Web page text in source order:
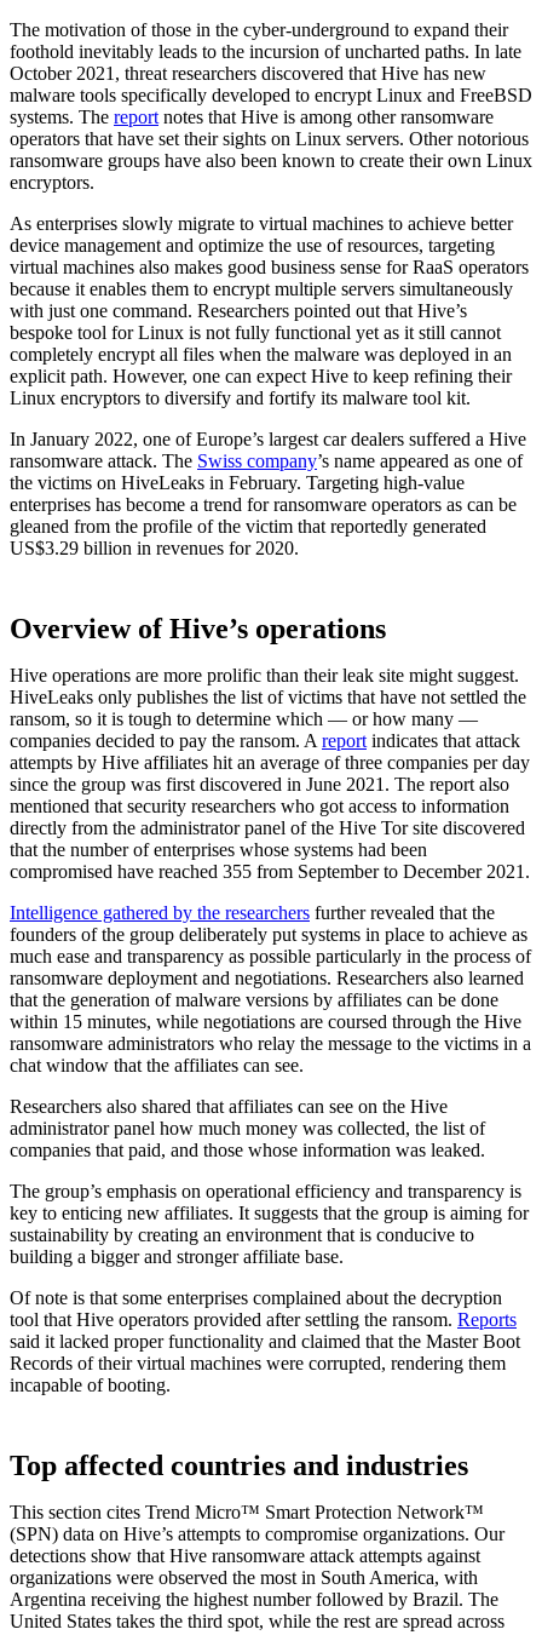
The motivation of those in the cyber-underground to expand their
foothold inevitably leads to the incursion of uncharted paths. In late
October 2021, threat researchers discovered that Hive has new
malware tools specifically developed to encrypt Linux and FreeBSD
systems. The report notes that Hive is among other ransomware
operators that have set their sights on Linux servers. Other notorious
ransomware groups have also been known to create their own Linux
encryptors.
As enterprises slowly migrate to virtual machines to achieve better
device management and optimize the use of resources, targeting
virtual machines also makes good business sense for RaaS operators
because it enables them to encrypt multiple servers simultaneously
with just one command. Researchers pointed out that Hive’s
bespoke tool for Linux is not fully functional yet as it still cannot
completely encrypt all files when the malware was deployed in an
explicit path. However, one can expect Hive to keep refining their
Linux encryptors to diversify and fortify its malware tool kit.
In January 2022, one of Europe’s largest car dealers suffered a Hive
ransomware attack. The Swiss company’s name appeared as one of
the victims on HiveLeaks in February. Targeting high-value
enterprises has become a trend for ransomware operators as can be
gleaned from the profile of the victim that reportedly generated
US$3.29 billion in revenues for 2020.
Overview of Hive’s operations
Hive operations are more prolific than their leak site might suggest.
HiveLeaks only publishes the list of victims that have not settled the
ransom, so it is tough to determine which — or how many —
companies decided to pay the ransom. A report indicates that attack
attempts by Hive affiliates hit an average of three companies per day
since the group was first discovered in June 2021. The report also
mentioned that security researchers who got access to information
directly from the administrator panel of the Hive Tor site discovered
that the number of enterprises whose systems had been
compromised have reached 355 from September to December 2021.
Intelligence gathered by the researchers further revealed that the
founders of the group deliberately put systems in place to achieve as
much ease and transparency as possible particularly in the process of
ransomware deployment and negotiations. Researchers also learned
that the generation of malware versions by affiliates can be done
within 15 minutes, while negotiations are coursed through the Hive
ransomware administrators who relay the message to the victims in a
chat window that the affiliates can see.
Researchers also shared that affiliates can see on the Hive
administrator panel how much money was collected, the list of
companies that paid, and those whose information was leaked.
The group’s emphasis on operational efficiency and transparency is
key to enticing new affiliates. It suggests that the group is aiming for
sustainability by creating an environment that is conducive to
building a bigger and stronger affiliate base.
Of note is that some enterprises complained about the decryption
tool that Hive operators provided after settling the ransom. Reports
said it lacked proper functionality and claimed that the Master Boot
Records of their virtual machines were corrupted, rendering them
incapable of booting.
Top affected countries and industries
This section cites Trend Micro™ Smart Protection Network™
(SPN) data on Hive’s attempts to compromise organizations. Our
detections show that Hive ransomware attack attempts against
organizations were observed the most in South America, with
Argentina receiving the highest number followed by Brazil. The
United States takes the third spot, while the rest are spread across